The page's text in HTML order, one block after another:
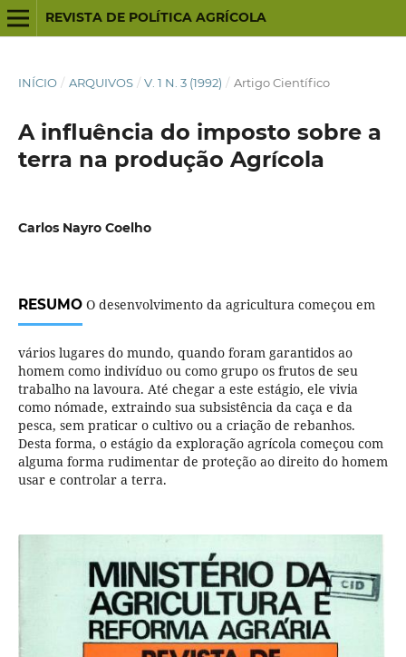
REVISTA DE POLÍTICA AGRÍCOLA
INÍCIO / ARQUIVOS / V. 1 N. 3 (1992) / Artigo Científico
A influência do imposto sobre a
terra na produção Agrícola
Carlos Nayro Coelho
RESUMOO desenvolvimento da agricultura começou em
vários lugares do mundo, quando foram garantidos ao
homem como indivíduo ou como grupo os frutos de seu
trabalho na lavoura. Até chegar a este estágio, ele vivia
como nómade, extraindo sua subsistência da caça e da
pesca, sem praticar o cultivo ou a criação de rebanhos.
Desta forma, o estágio da exploração agrícola começou com
alguma forma rudimentar de proteção ao direito do homem
usar e controlar a terra.